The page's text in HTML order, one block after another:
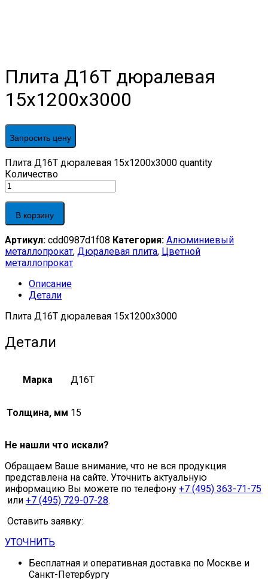
Плита Д16Т дюралевая
15x1200x3000
Запросить цену
Плита Д16Т дюралевая 15x1200x3000 quantity
Количество
В корзину
Артикул: cdd0987d1f08 Категория: Алюминиевый
металлопрокат, Дюралевая плита, Цветной
металлопрокат
Описание
Детали
Плита Д16Т дюралевая 15x1200x3000
Детали
Марка Д16Т
Толщина, мм 15
Не нашли что искали?
Обращаем Ваше внимание, что не вся продукция
представлена на сайте. Уточнить актуальную
информацию Вы можете по телефону +7 (495) 363-71-75
или +7 (495) 729-07-28.
Оставить заявку:
УТОЧНИТЬ
Бесплатная и оперативная доставка по Москве и
Санкт-Петербургу